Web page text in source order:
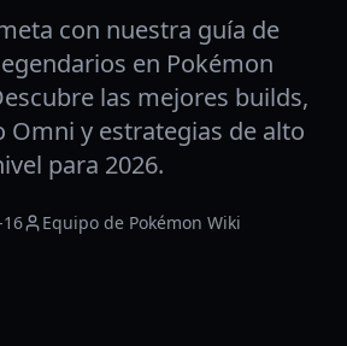
con nuestra guía de
en Pokémon
las mejores builds,
Omni y estrategias de alto
para 2026.
Equipo de Pokémon Wiki